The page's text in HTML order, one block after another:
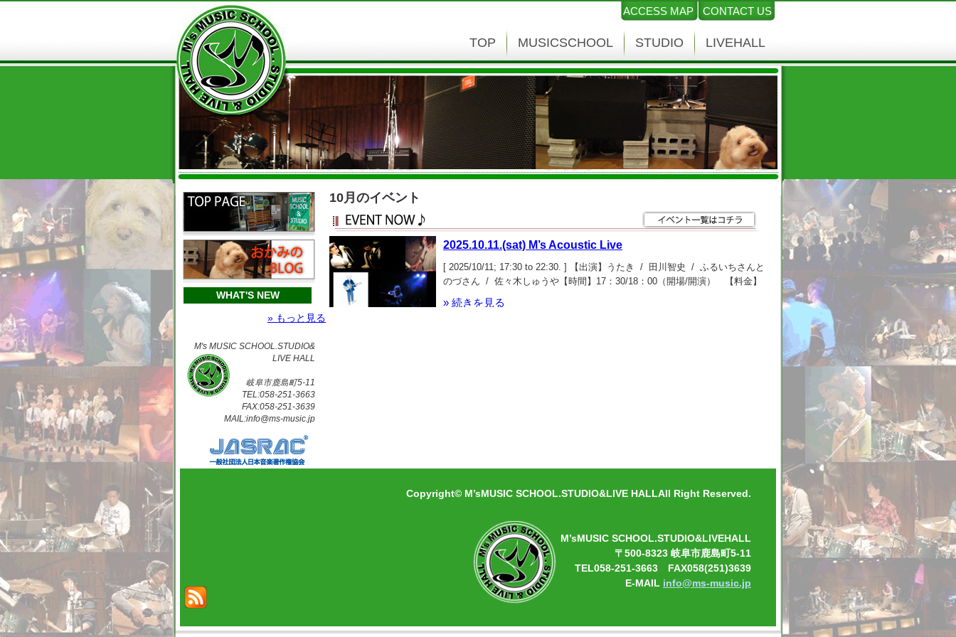
ACCESS MAP CONTACT US
TOP MUSICSCHOOL STUDIO LIVEHALL
WHAT'S NEW
» もっと見る
M's MUSIC SCHOOL.STUDIO&
LIVE HALL
岐阜市鹿島町5-11
TEL:058-251-3663
FAX:058-251-3639
MAIL:info@ms-music.jp
10月のイベント
2025.10.11.(sat) M’s Acoustic Live
[ 2025/10/11; 17:30 to 22:30. ] 【出演】うたき / 田川智史 / ふるいちさんと
のづさん / 佐々木しゅうや【時間】17：30/18：00（開場/開演） 【料金】
￥2,500(with 1 drink)
» 続きを見る
Copyright© M’sMUSIC SCHOOL.STUDIO&LIVE HALLAll Right Reserved.
M’sMUSIC SCHOOL.STUDIO&LIVEHALL
〒500-8323 岐阜市鹿島町5-11
TEL058-251-3663 FAX058(251)3639
E-MAIL info@ms-music.jp